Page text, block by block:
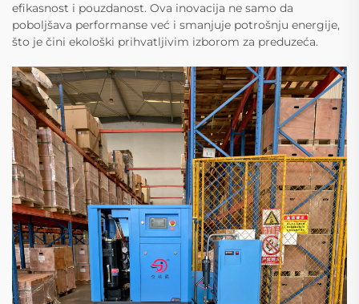
efikasnost i pouzdanost. Ova inovacija ne samo da
poboljšava performanse već i smanjuje potrošnju energije,
što je čini ekološki prihvatljivim izborom za preduzeća.